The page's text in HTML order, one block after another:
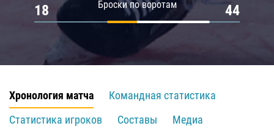
Броски по воротам
18 44
Хронология матча
Командная статистика
Статистика игроков
Составы
Медиа